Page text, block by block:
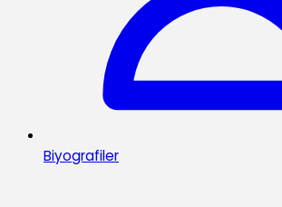
Biyografiler